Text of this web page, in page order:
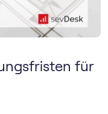
für